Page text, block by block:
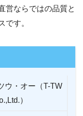
営ならではの品質と
です。
ウ・オー（T-TW
）